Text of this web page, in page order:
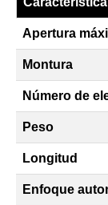
Apertura
Montura
Número de
Peso
Longitud
Enfoque